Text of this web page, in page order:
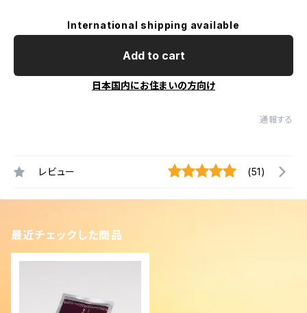
International shipping available
Add to cart
日本国内にお住まいの方向け
通報する
レビュー (51)
最近チェックした商品